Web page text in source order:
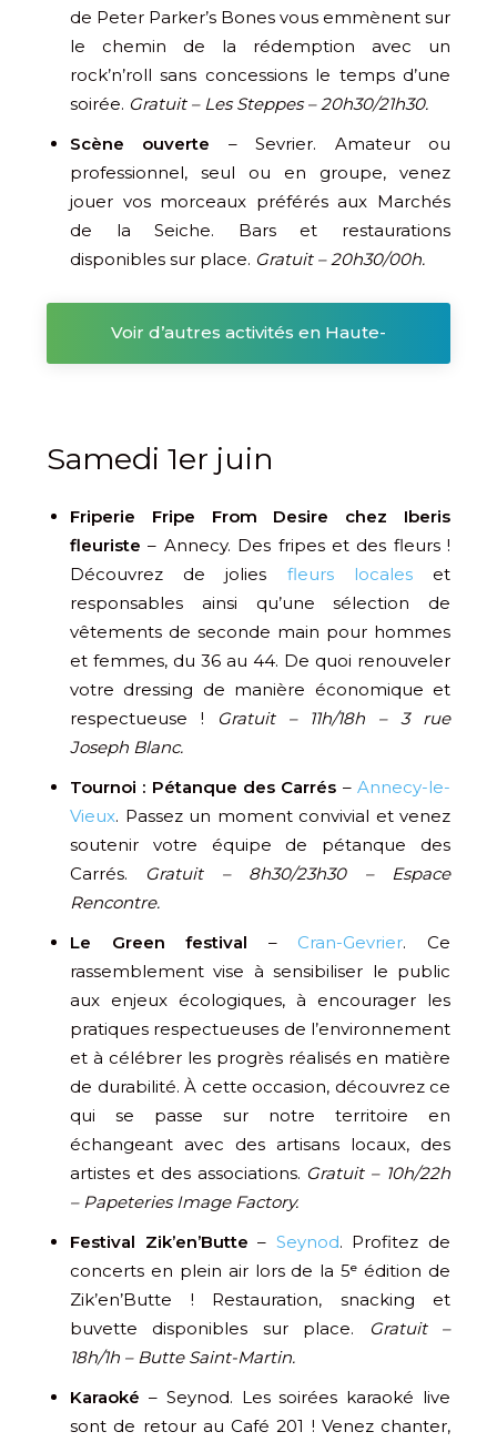
de Peter Parker’s Bones vous emmènent sur
le chemin de la rédemption avec un
rock’n’roll sans concessions le temps d’une
soirée. Gratuit – Les Steppes – 20h30/21h30.
Scène ouverte – Sevrier. Amateur ou
professionnel, seul ou en groupe, venez
jouer vos morceaux préférés aux Marchés
de la Seiche. Bars et restaurations
disponibles sur place. Gratuit – 20h30/00h.
Voir d’autres activités en Haute-
Samedi 1er juin
Friperie Fripe From Desire chez Iberis
fleuriste – Annecy. Des fripes et des fleurs !
Découvrez de jolies fleurs localeset
responsables ainsi qu’une sélection de
vêtements de seconde main pour hommes
et femmes, du 36 au 44. De quoi renouveler
votre dressing de manière économique et
respectueuse !
Gratuit – 11h/18h – 3 rue
Joseph Blanc.
Tournoi : Pétanque des Carrés –Annecy-le-
Vieux. Passez un moment convivial et venez
soutenir votre équipe de pétanque des
Carrés. Gratuit – 8h30/23h30 – Espace
Rencontre.
Le Green festival – Cran-Gevrier. Ce
rassemblement vise à sensibiliser le public
aux enjeux écologiques, à encourager les
pratiques respectueuses de l’environnement
et à célébrer les progrès réalisés en matière
de durabilité. À cette occasion, découvrez ce
qui se passe sur notre territoire en
échangeant avec des artisans locaux, des
artistes et des associations. Gratuit – 10h/22h
– Papeteries Image Factory.
Festival Zik’en’Butte – Seynod. Profitez de
concerts en plein air lors de la 5ᵉ édition de
Zik’en’Butte ! Restauration, snacking et
buvette disponibles sur place.
Gratuit –
18h/1h – Butte Saint-Martin.
Karaoké – Seynod. Les soirées karaoké live
sont de retour au Café 201 ! Venez chanter,